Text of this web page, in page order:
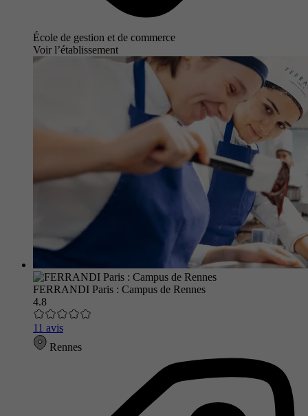
École de gestion et de commerce
Voir l’établissement
FERRANDI Paris : Campus de Rennes
4.8
11 avis
Rennes